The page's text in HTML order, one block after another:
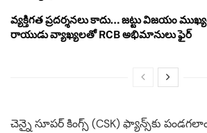
వ్యక్తిగత ప్రదర్శనలు కాదు… జట్టు విజయం
రాయుడు వ్యాఖ్యలతో RCB అభిమానులు ఫైర్
చెన్నై సూపర్ కింగ్స్ (CSK) ఫ్యాన్స్‌కు